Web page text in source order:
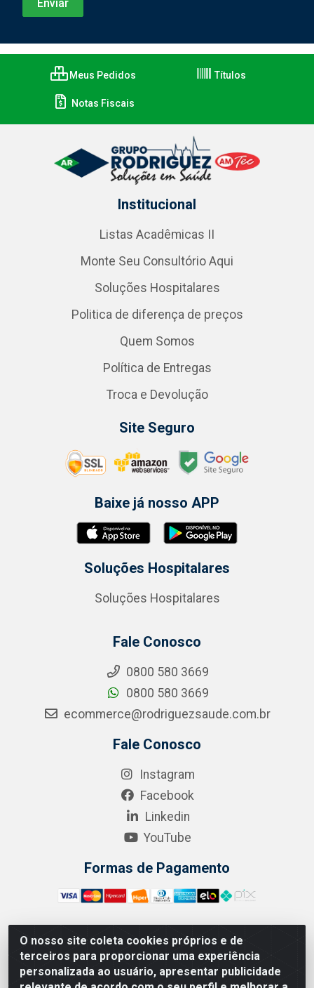
O nosso site coleta cookies próprios e de
terceiros para proporcionar uma experiência
personalizada ao usuário, apresentar publicidade
Meus Pedidos Títulos
Notas Fiscais
Institucional
Listas Acadêmicas II
Monte Seu Consultório Aqui
Soluções Hospitalares
Politica de diferença de preços
Quem Somos
Política de Entregas
Troca e Devolução
Site Seguro
Baixe já nosso APP
Soluções Hospitalares
Soluções Hospitalares
Fale Conosco
0800 580 3669
0800 580 3669
ecommerce@rodriguezsaude.com.br
Fale Conosco
Instagram
Facebook
Linkedin
YouTube
Formas de Pagamento
A.R. RODRIGUEZ SOLUÇÕES EM SAÚDE - Endereço Av.
Joaquim Nabuco, 2235 - Centro, Manaus - AM, CEP
69020-031 - CNPJ 04.562.591/0001-41